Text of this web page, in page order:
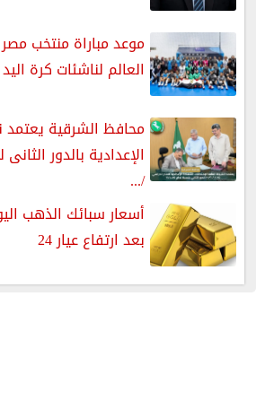
موعد مباراة منتخب
العالم لناشئات كرة اليد
محافظ الشرقية يعتمد
/...
أسعار سبائك الذهب
بعد ارتفاع عيار 24